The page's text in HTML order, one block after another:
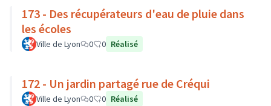
173 - Des récupérateurs d'eau de pluie dans
les écoles
Ville de Lyon 0 0 Réalisé
172 - Un jardin partagé rue de Créqui
Ville de Lyon 0 0 Réalisé